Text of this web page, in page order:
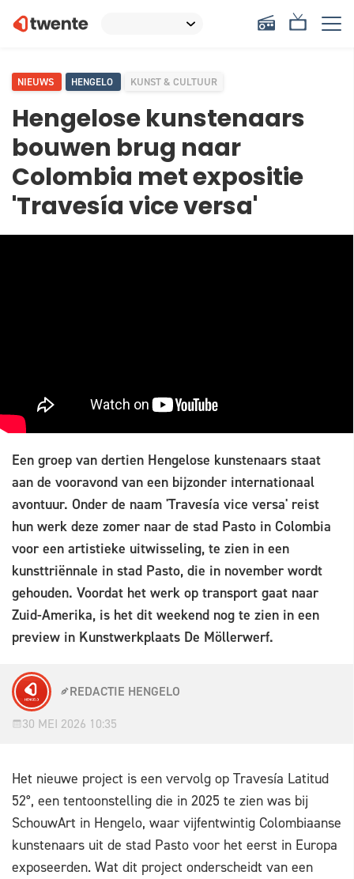
NIEUWS HENGELO KUNST & CULTUUR
Hengelose kunstenaars
bouwen brug naar
Colombia met expositie
'Travesía vice versa'
Een groep van dertien Hengelose kunstenaars staat
aan de vooravond van een bijzonder internationaal
avontuur. Onder de naam 'Travesía vice versa' reist
hun werk deze zomer naar de stad Pasto in Colombia
voor een artistieke uitwisseling, te zien in een
kunsttriënnale in stad Pasto, die in november wordt
gehouden. Voordat het werk op transport gaat naar
Zuid-Amerika, is het dit weekend nog te zien in een
preview in Kunstwerkplaats De Möllerwerf.
REDACTIE HENGELO
30 MEI 2026 10:35
Het nieuwe project is een vervolg op Travesía Latitud
52°, een tentoonstelling die in 2025 te zien was bij
SchouwArt in Hengelo, waar vijfentwintig Colombiaanse
kunstenaars uit de stad Pasto voor het eerst in Europa
exposeerden. Wat dit project onderscheidt van een